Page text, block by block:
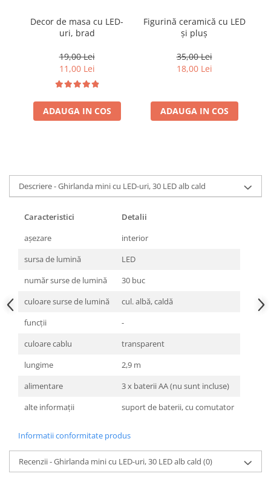
Coloane dus
Baterii de bucatarie
Baterii de baie
Robineti
Echipamente de lucru
Betoniere
Roabe
Generatoare
Produse uz casnic
Seminee electrice
Convectoare si aeroterme electrice
Decor de masa cu LED-
uri, brad
19,00 Lei
11,00 Lei
ADAUGA IN COS
Figurină ceramică cu LED
și pluș
35,00 Lei
18,00 Lei
ADAUGA IN COS
Descriere - Ghirlanda mini cu LED-uri, 30 LED alb cald
Caracteristici
Detalii
aşezare
interior
sursa de lumină
LED
număr surse de lumină
30 buc
culoare surse de lumină
cul. albă, caldă
funcţii
-
culoare cablu
transparent
lungime
2,9 m
alimentare
3 x baterii AA (nu sunt incluse)
alte informaţii
suport de baterii, cu comutator
Informatii conformitate produs
Recenzii - Ghirlanda mini cu LED-uri, 30 LED alb cald (0)